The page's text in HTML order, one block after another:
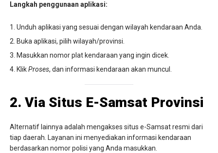
Langkah penggunaan aplikasi:
Unduh aplikasi yang sesuai dengan wilayah kendaraan Anda.
Buka aplikasi, pilih wilayah/provinsi.
Masukkan nomor plat kendaraan yang ingin dicek.
KlikProses, dan informasi kendaraan akan muncul.
2. Via Situs E-Samsat Provinsi
Alternatif lainnya adalah mengakses situs e-Samsat resmi dari
tiap daerah. Layanan ini menyediakan informasi kendaraan
berdasarkan nomor polisi yang Anda masukkan.